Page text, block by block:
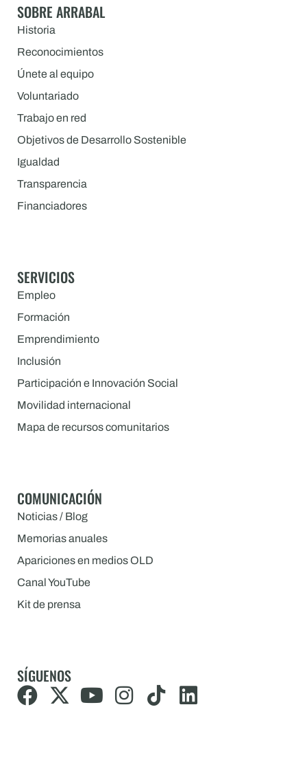
SOBRE ARRABAL
Historia
Reconocimientos
Únete al equipo
Voluntariado
Trabajo en red
Objetivos de Desarrollo Sostenible
Igualdad
Transparencia
Financiadores
SERVICIOS
Empleo
Formación
Emprendimiento
Inclusión
Participación e Innovación Social
Movilidad internacional
Mapa de recursos comunitarios
COMUNICACIÓN
Noticias / Blog
Memorias anuales
Apariciones en medios OLD
Canal YouTube
Kit de prensa
SÍGUENOS
F
a
X Y I T
i
L